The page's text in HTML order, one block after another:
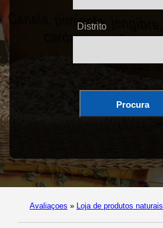
Distrito
Procura
Avaliaçoes » Loja de produtos naturais